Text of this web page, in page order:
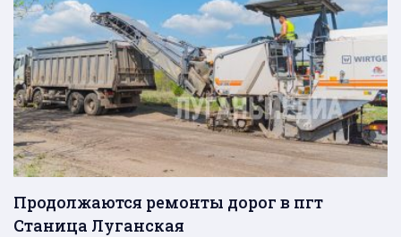
Продолжаются ремонты дорог в пгт
Станица Луганская